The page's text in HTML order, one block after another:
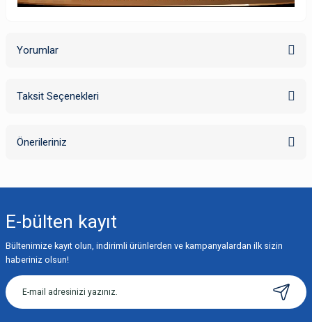
Yorumlar
Taksit Seçenekleri
Önerileriniz
Görüş ve önerileriniz için teşekkür ederiz.
Ürün resmi kalitesiz, bozuk veya görüntülenemiyor.
Ürün açıklamasında eksik bilgiler bulunuyor.
Ürün bilgilerinde hatalar bulunuyor.
E-bülten kayıt
Bültenimize kayıt olun, indirimli ürünlerden ve kampanyalardan ilk sizin
haberiniz olsun!